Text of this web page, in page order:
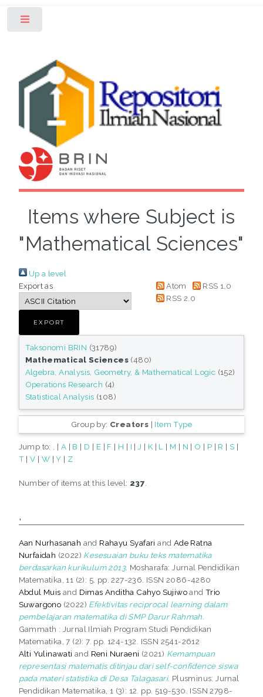
Items where Subject is
"Mathematical Sciences"
Up a level
Export as
Atom
RSS 1.0
RSS 2.0
Taksonomi BRIN (31789)
Mathematical Sciences (480)
Algebra, Analysis, Geometry, & Mathematical Logic (152)
Operations Research (4)
Statistical Analysis (108)
Group by: Creators | Item Type
Jump to: | A | B | D | E | F | H | I | J | K | L | M | N | O | P | R | S |
T |V | W |Y | Z
Number of items at this level: 237
,
Aan Nurhasanah and Rahayu Syafari and Ade Ratna
Nurfaidah (2022) Kesesuaian buku teks matematika
berdasarkan kurikulum 2013. Mosharafa: Jurnal Pendidikan
Matematika, 11 (2): 5. pp. 227-236. ISSN 2086-4280
Abdul Muis and Dimas Anditha Cahyo SujiwoandTrio
Suwargono (2022) Efektivitas reciprocal learning dalam
pembelajaran matematika di SMP Darur Rahmah.
Gammath : Jurnal Ilmiah Program Studi Pendidikan
Matematika, 7 (2): 7. pp. 124-132. ISSN 2541-2612
Alti Yulinawati and Reni Nuraeni (2021) Kemampuan
representasi matematis ditinjau dari self-confidence siswa
pada materi statistika di Desa Talagasari. Plusminus: Jurnal
Pendidikan Matematika, 1 (3): 12. pp. 519-530. ISSN 2798-